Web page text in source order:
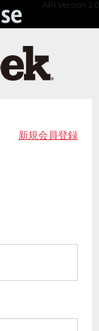
API Version 2.0
新規会員登録